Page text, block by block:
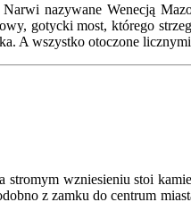
Narwi nazywane Wenecją
gotycki most, którego
A wszystko otoczone
wzniesieniu stoi
z zamku do centrum